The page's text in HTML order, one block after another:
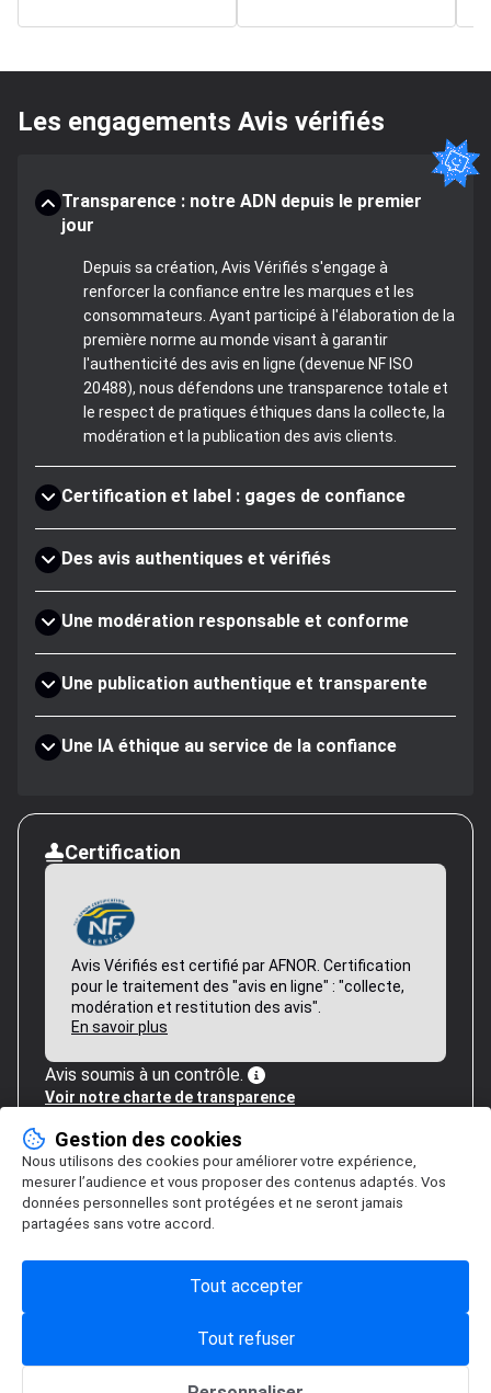
Les engagements Avis vérifiés
Transparence : notre ADN depuis le premier
jour
Depuis sa création, Avis Vérifiés s'engage à
renforcer la confiance entre les marques et les
consommateurs. Ayant participé à l'élaboration de la
première norme au monde visant à garantir
l'authenticité des avis en ligne (devenue NF ISO
20488), nous défendons une transparence totale et
le respect de pratiques éthiques dans la collecte, la
modération et la publication des avis clients.
Certification et label : gages de confiance
Des avis authentiques et vérifiés
Une modération responsable et conforme
Une publication authentique et transparente
Une IA éthique au service de la confiance
Certification
Avis Vérifiés est certifié par AFNOR. Certification
pour le traitement des "avis en ligne" : "collecte,
modération et restitution des avis".
En savoir plus
Avis soumis à un contrôle.
Voir notre charte de transparence
Gestion des cookies
Nous utilisons des cookies pour améliorer votre expérience,
mesurer l’audience et vous proposer des contenus adaptés. Vos
données personnelles sont protégées et ne seront jamais
partagées sans votre accord.
Tout refuser
Tout accepter